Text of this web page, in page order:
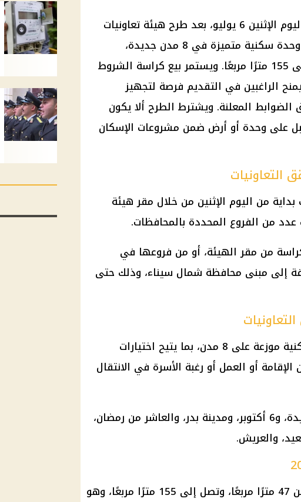
شقق التعاونيات 2026 بدأ حجزها اليوم الإثنين 6 يوليو، بعد طرح هيئة تعاونيات
البناء والإسكان كراسة شروط 314 وحدة سكنية متميزة في 8 مدن جديدة،
بمساحات تبدأ من 47 مترًا وتصل إلى 155 مترًا مربعًا. ويستمر بيع كراسة الشروط
30 يوليو 2026، بما يمنح الراغبين في التقديم فرصة لتجهيز
المعلنة. ويشترط الطرح ألا يكون
على وحدة أو أرض ضمن مشروعات الإسكان
من اليوم الإثنين من خلال مقر هيئة
عدد من الفروع المحددة بالمحافظات.
من مقر الهيئة، أو من فروعها في
إلى مبنى محافظة شمال سيناء، وذلك حتى
يشمل الطرح الجديد 314 وحدة سكنية موزعة على 8 مدن، بما يتيح اختيارات
أو العمل أو رغبة الأسرة في الانتقال
وتتوزع الوحدات على القاهرة الجديدة، و6 أكتوبر، ومدينة بدر، والعاشر من رمضان،
تبدأ مساحات الوحدات المطروحة من 47 مترًا مربعًا، وتصل إلى 155 مترًا مربعًا، وهو